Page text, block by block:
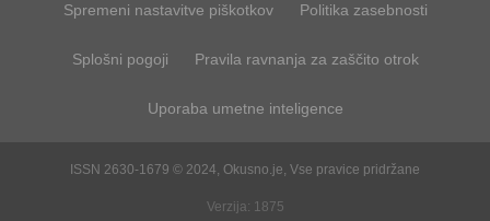
Spremeni nastavitve piškotkov Politika zasebnosti
Splošni pogoji Pravila ravnanja za zaščito otrok
Uporaba umetne inteligence
ISSN 2630-1679 © 2024, Okusno.je, Vse pravice pridržane
Verzija: 1875